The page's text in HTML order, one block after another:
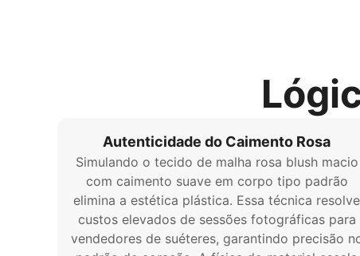
Autenticidade do Caimento Rosa
Simulando o tecido de malha rosa blush macio
com caimento suave em corpo tipo padrão
elimina a estética plástica. Essa técnica resolve
custos elevados de sessões fotográficas para
vendedores de suéteres, garantindo precisão